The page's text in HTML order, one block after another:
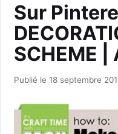
Sur
SCHEME
Publié le 18 septembre